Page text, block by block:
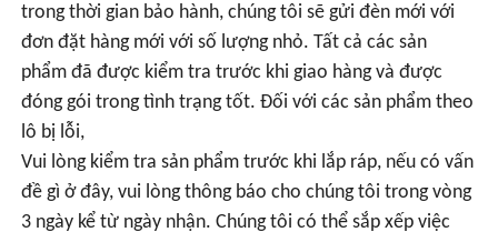
trong thời gian bảo hành, chúng tôi sẽ gửi đèn mới với
đơn đặt hàng mới với số lượng nhỏ. Tất cả các sản
phẩm đã được kiểm tra trước khi giao hàng và được
đóng gói trong tình trạng tốt. Đối với các sản phẩm theo
lô bị lỗi,
Vui lòng kiểm tra sản phẩm trước khi lắp ráp, nếu có vấn
đề gì ở đây, vui lòng thông báo cho chúng tôi trong vòng
3 ngày kể từ ngày nhận. Chúng tôi có thể sắp xếp việc